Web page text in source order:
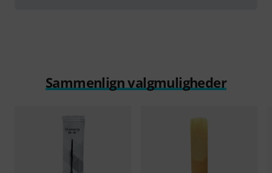
Sammenlign valgmuligheder